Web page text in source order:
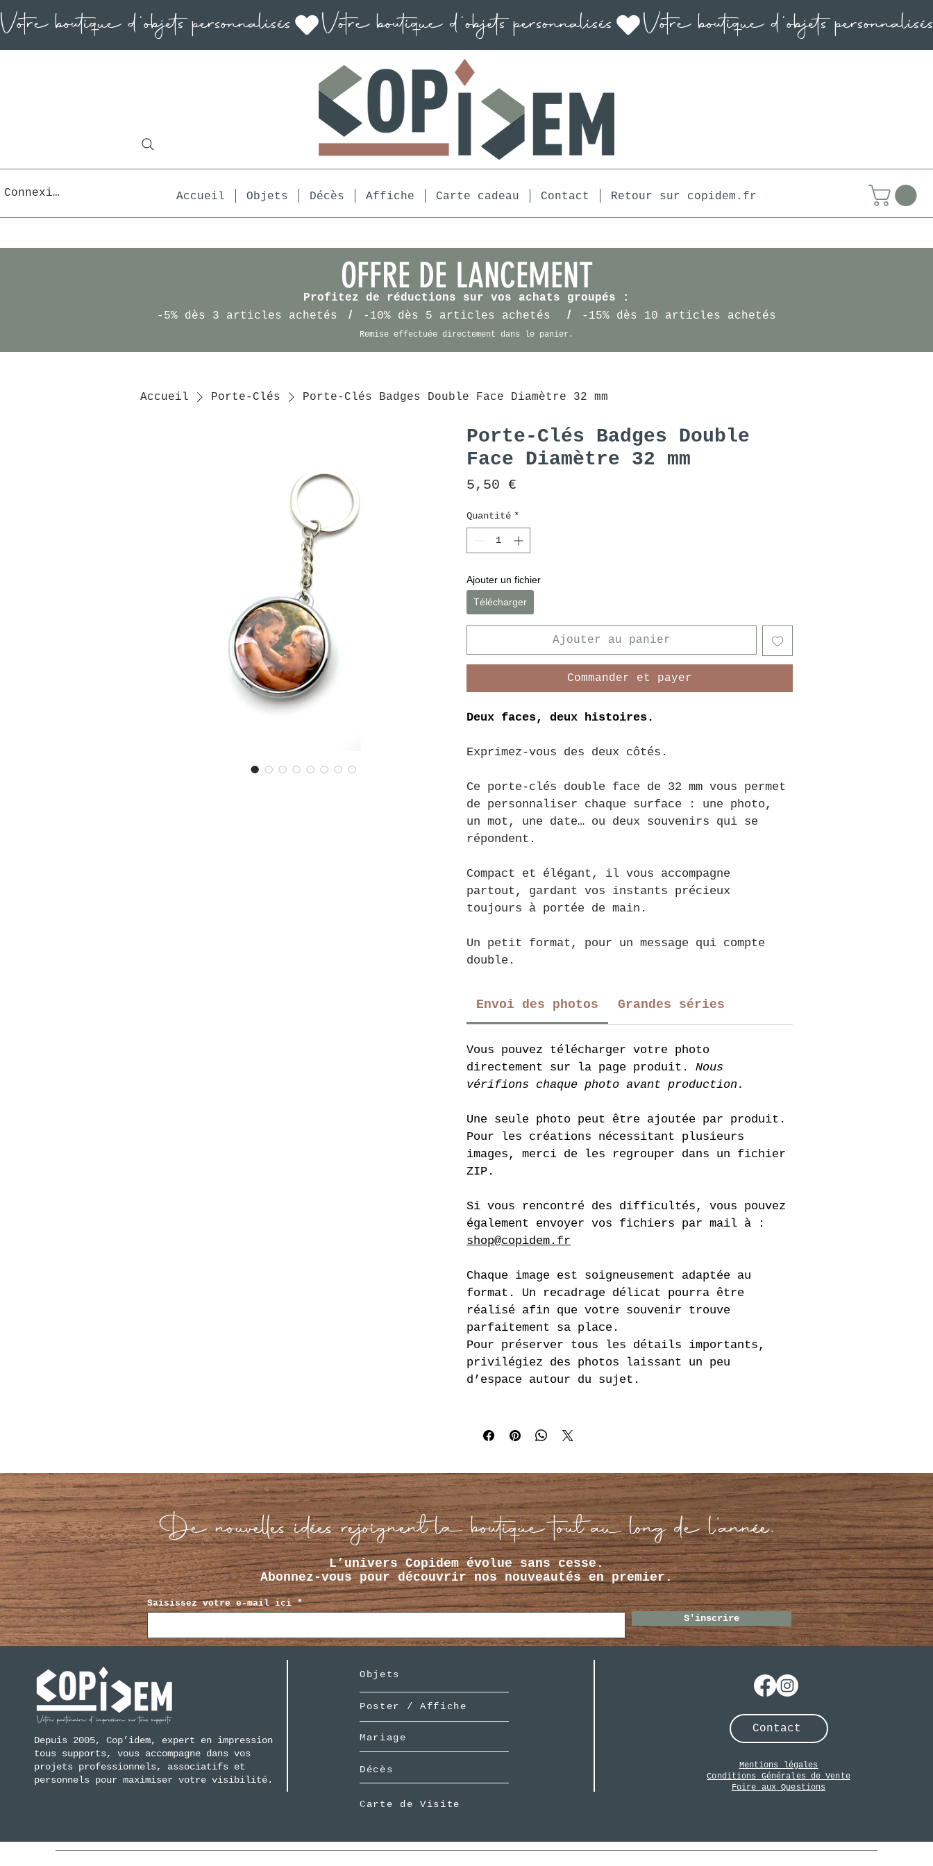
Connexion Accueil Objets Décès Affiche Carte cadeau Contact Retour sur copidem.fr
OFFRE DE LANCEMENT
Profitez de réductions sur vos achats groupés :
-5% dès 3 articles achetés
/ -10% dès 5 articles achetés / -15% dès 10 articles achetés
Remise effectuée directement dans le panier.
Accueil Porte-Clés Porte-Clés Badges Double Face Diamètre 32 mm
Porte-Clés Badges Double
Face Diamètre 32 mm
5,50 €
Quantité *
Ajouter un fichier
Télécharger
Ajouter au panier
Commander et payer
Deux faces, deux histoires.
Exprimez-vous des deux côtés.
Ce porte-clés double face de 32 mm vous permet
de personnaliser chaque surface : une photo,
un mot, une date… ou deux souvenirs qui se
répondent.
Compact et élégant, il vous accompagne
partout, gardant vos instants précieux
toujours à portée de main.
Un petit format, pour un message qui compte
double.
Envoi des photos Grandes séries
Vous pouvez télécharger votre photo
directement sur la page produit. Nous
vérifions chaque photo avant production.
Une seule photo peut être ajoutée par produit.
Pour les créations nécessitant plusieurs
images, merci de les regrouper dans un fichier
ZIP.
Si vous rencontré des difficultés, vous pouvez
également envoyer vos fichiers par mail à :
shop@copidem.fr
Chaque image est soigneusement adaptée au
format. Un recadrage délicat pourra être
réalisé afin que votre souvenir trouve
parfaitement sa place.
Pour préserver tous les détails importants,
privilégiez des photos laissant un peu
d’espace autour du sujet.
De nouvelles idées rejoignent la boutique tout au long de l’année.
L’univers Copidem évolue sans cesse.
Abonnez-vous pour découvrir nos nouveautés en premier.
Saisissez votre e-mail ici
S'inscrire
Depuis 2005, Cop’idem, expert en impression
tous supports, vous accompagne dans vos
projets professionnels, associatifs et
personnels pour maximiser votre visibilité.
Objets
Poster / Affiche
Mariage
Décès
Carte de Visite
Contact
Mentions légales
Conditions Générales de Vente
Foire aux Questions